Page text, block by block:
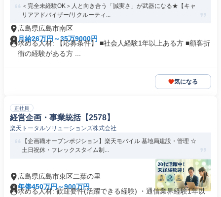
＜完全未経験OK＞人と向き合う「誠実さ」が武器になる★【キャ
リアアドバイザー/リクルーティ...
広島県広島市南区
月給26万円～35万9000円
求める人材: 【応募条件】 ■社会人経験1年以上ある方 ■顧客折
衝の経験がある方 ...
気になる
正社員
経営企画・事業統括【2578】
楽天トータルソリューションズ株式会社
【企画職オープンポジション】楽天モバイル 基地局建設・管理 ☆
土日祝休・フレックスタイム制...
広島県広島市東区二葉の里
年俸450万円～900万円
求める人材: 歓迎要件(活躍できる経験) ・通信業界経験1年以